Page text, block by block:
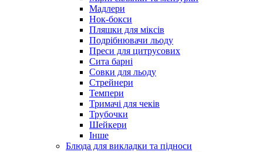
Мадлери
Нок-бокси
Пляшки для міксів
Подрібнювачи льоду
Преси для цитрусових
Сита барні
Совки для льоду
Стрейнери
Темпери
Тримачі для чеків
Трубочки
Шейкери
Інше
Блюда для викладки та підноси